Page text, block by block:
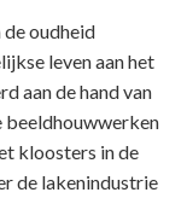
oudheid
leven aan het
aan de hand van
beeldhouwwerken
kloosters in de
de lakenindustrie